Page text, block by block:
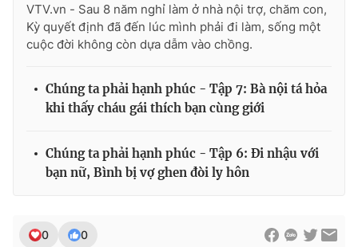
VTV.vn - Sau 8 năm nghỉ làm ở nhà nội trợ, chăm con,
Kỳ quyết định đã đến lúc mình phải đi làm, sống một
cuộc đời không còn dựa dẫm vào chồng.
Chúng ta phải hạnh phúc - Tập 7: Bà nội tá hỏa
khi thấy cháu gái thích bạn cùng giới
Chúng ta phải hạnh phúc - Tập 6: Đi nhậu với
bạn nữ, Bình bị vợ ghen đòi ly hôn
0 0